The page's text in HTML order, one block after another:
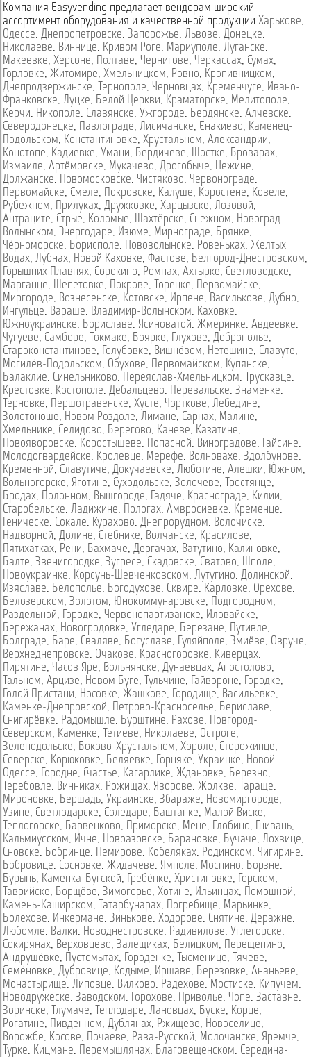
Компания Easyvending предлагает вендорам широкий
ассортимент оборудования и качественной продукции Харькове,
Одессе, Днепропетровске, Запорожье, Львове, Донецке,
Николаеве, Виннице, Кривом Роге, Мариуполе, Луганске,
Макеевке, Херсоне, Полтаве, Чернигове, Черкассах, Сумах,
Горловке, Житомире, Хмельницком, Ровно, Кропивницком,
Днепродзержинске, Тернополе, Черновцах, Кременчуге, Ивано-
Франковске, Луцке, Белой Церкви, Краматорске, Мелитополе,
Керчи, Никополе, Славянске, Ужгороде, Бердянске, Алчевске,
Северодонецке, Павлограде, Лисичанске, Енакиево, Каменец-
Подольском, Константиновке, Хрустальном, Александрии,
Конотопе, Кадиевке, Умани, Бердичеве, Шостке, Броварах,
Измаиле, Артёмовске, Мукачево, Дрогобыче, Нежине,
Должанске, Новомосковске, Чистяково, Червонограде,
Первомайске, Смеле, Покровске, Калуше, Коростене, Ковеле,
Рубежном, Прилуках, Дружковке, Харцызске, Лозовой,
Антраците, Стрые, Коломые, Шахтёрске, Снежном, Новоград-
Волынском, Энергодаре, Изюме, Мирнограде, Брянке,
Чёрноморске, Борисполе, Нововолынске, Ровеньках, Желтых
Водах, Лубнах, Новой Каховке, Фастове, Белгород-Днестровском,
Горышних Плавнях, Сорокино, Ромнах, Ахтырке, Светловодске,
Марганце, Шепетовке, Покрове, Торецке, Первомайске,
Миргороде, Вознесенске, Котовске, Ирпене, Василькове, Дубно,
Ингульце, Вараше, Владимир-Волынском, Каховке,
Южноукраинске, Бориславе, Ясиноватой, Жмеринке, Авдеевке,
Чугуеве, Самборе, Токмаке, Боярке, Глухове, Доброполье,
Староконстантинове, Голубовке, Вишнёвом, Нетешине, Славуте,
Могилёв-Подольском, Обухове, Первомайском, Купянске,
Балаклие, Синельниково, Переяслав-Хмельницком, Трускавце,
Крестовке, Костополе, Дебальцево, Перевальске, Знаменке,
Терновке, Першотравенске, Хусте, Чорткове, Лебедине,
Золотоноше, Новом Роздоле, Лимане, Сарнах, Малине,
Хмельнике, Селидово, Берегово, Каневе, Казатине,
Новояворовске, Коростышеве, Попасной, Виноградове, Гайсине,
Молодогвардейске, Кролевце, Мерефе, Волновахе, Здолбунове,
Кременной, Славутиче, Докучаевске, Люботине, Алешки, Южном,
Вольногорске, Яготине, Суходольске, Золочеве, Тростянце,
Бродах, Полонном, Вышгороде, Гадяче, Краснограде, Килии,
Старобельске, Ладижине, Пологах, Амвросиевке, Кременце,
Геническе, Сокале, Курахово, Днепрорудном, Волочиске,
Надворной, Долине, Стебнике, Волчанске, Красилове,
Пятихатках, Рени, Бахмаче, Дергачах, Ватутино, Калиновке,
Балте, Звенигородке, Зугресе, Скадовске, Сватово, Шполе,
Новоукраинке, Корсунь-Шевченковском, Лутугино, Долинской,
Изяславе, Белополье, Богодухове, Сквире, Карловке, Орехове,
Белозерском, Золотом, Юнокоммунаровске, Подгородном,
Раздельной, Городке, Червонопартизанске, Иловайске,
Бережанах, Новогродовке, Угледаре, Березане, Путивле,
Болграде, Баре, Сваляве, Богуславе, Гуляйполе, Змиёве, Овруче,
Верхнеднепровске, Очакове, Красногоровке, Киверцах,
Пирятине, Часов Яре, Вольнянске, Дунаевцах, Апостолово,
Тальном, Арцизе, Новом Буге, Тульчине, Гайвороне, Городке,
Голой Пристани, Носовке, Жашкове, Городище, Васильевке,
Каменке-Днепровской, Петрово-Красноселье, Бериславе,
Снигирёвке, Радомышле, Бурштине, Рахове, Новгород-
Северском, Каменке, Тетиеве, Николаеве, Остроге,
Зеленодольске, Боково-Хрустальном, Хороле, Сторожинце,
Северске, Корюковке, Беляевке, Горняке, Украинке, Новой
Одессе, Городне, Счастье, Кагарлике, Ждановке, Березно,
Теребовле, Винниках, Рожищах, Яворове, Жолкве, Тараще,
Мироновке, Бершадь, Украинске, Збараже, Новомиргороде,
Узине, Светлодарске, Соледаре, Баштанке, Малой Виске,
Теплогорске, Барвенково, Приморске, Мене, Глобино, Гнивань,
Кальмиусском, Ичне, Новоазовске, Барановке, Бучаче, Лохвице,
Сновске, Бобринце, Немирове, Кобеляках, Родинском, Чигирине,
Бобровице, Сосновке, Жидачеве, Ямполе, Моспино, Борзне,
Бурынь, Каменка-Бугской, Гребёнке, Христиновке, Горском,
Таврийске, Борщёве, Зимогорье, Хотине, Ильинцах, Помошной,
Камень-Каширском, Татарбунарах, Погребище, Марьинке,
Болехове, Инкермане, Зинькове, Ходорове, Снятине, Деражне,
Любомле, Валки, Новоднестровске, Радивилове, Углегорске,
Сокирянах, Верховцево, Залещиках, Белицком, Перещепино,
Андрушёвке, Пустомытах, Городенке, Тысменице, Тячеве,
Семёновке, Дубровице, Кодыме, Иршаве, Березовке, Ананьеве,
Монастырище, Липовце, Вилково, Радехове, Мостиске, Кипучем,
Новодружеске, Заводском, Горохове, Приволье, Чопе, Заставне,
Зоринске, Тлумаче, Теплодаре, Лановцах, Буске, Корце,
Рогатине, Пивденном, Дублянах, Ржищеве, Новоселице,
Ворожбе, Косове, Почаеве, Рава-Русской, Молочанске, Яремче,
Турке, Кицмане, Перемышлянах, Благовещенском, Середина-